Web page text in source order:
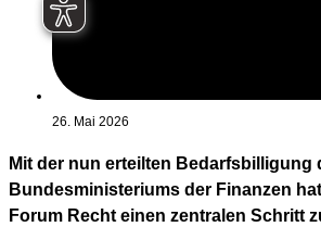
26. Mai 2026
Mit der nun erteilten Bedarfsbilligung
Bundesministeriums der Finanzen
Forum Recht einen zentralen Schritt